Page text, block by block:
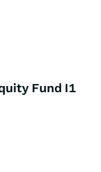
Fund I1